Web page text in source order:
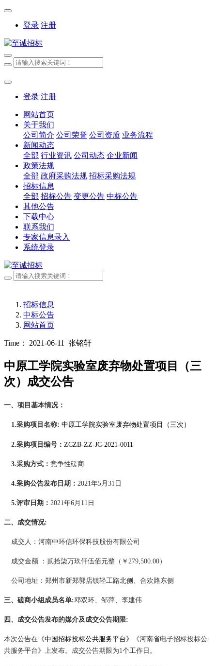
登录 注册
登录 注册
网站首页
关于我们
公司简介 公司荣誉 公司资质 业务流程
新闻动态
全部 行业资讯 公司动态 企业新闻
政策法规
全部 政府采购法规 招标采购法规
招标信息
全部 招标公告 变更公告 中标公告
其他公告
下载中心
联系我们
专家信息录入
系统登录
招标信息
中标公告
网站首页
Time： 2021-06-11 张铭轩
中原工学院实验室废弃物处置项目（三
次）成交公告
一、项目基本情况：
1.采购项目名称: 中原工学院实验室废弃物处置项目 （三次）
2.采购项目编号： ZCZB-ZZ-JC-2021-0011
3.采购方式： 竞争性磋商
4.采购公告发布日期 ： 2021年5月 31 日
5.评审日期： 2021年6月 11 日
二、成交情况:
成交人 ：河南中环信环保科技股份有限公司
成交金额 ：贰拾柒万玖仟伍佰元整（￥ 279,500.00）
公司地址：郑州市新郑郭店镇轻工路北侧、合欢路东侧
三、磋商小组成员名单:邓双环、 邹萍、李建伟
四、成交公告发布的媒介及成交公告期限:
本次公告在 《中国招标投标公共服务平台》
《河南省电子招标投标公
共服务平台》上发布。成交公告期限为1个工作日。